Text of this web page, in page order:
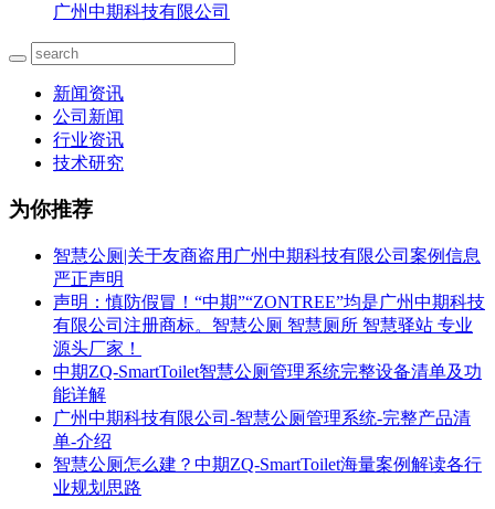
广州中期科技有限公司
新闻资讯
公司新闻
行业资讯
技术研究
为你推荐
智慧公厕|关于友商盗用广州中期科技有限公司案例信息
严正声明
声明：慎防假冒！“中期”“ZONTREE”均是广州中期科技
有限公司注册商标。智慧公厕 智慧厕所 智慧驿站 专业
源头厂家！
中期ZQ-SmartToilet智慧公厕管理系统完整设备清单及功
能详解
广州中期科技有限公司-智慧公厕管理系统-完整产品清
单-介绍
智慧公厕怎么建？中期ZQ-SmartToilet海量案例解读各行
业规划思路